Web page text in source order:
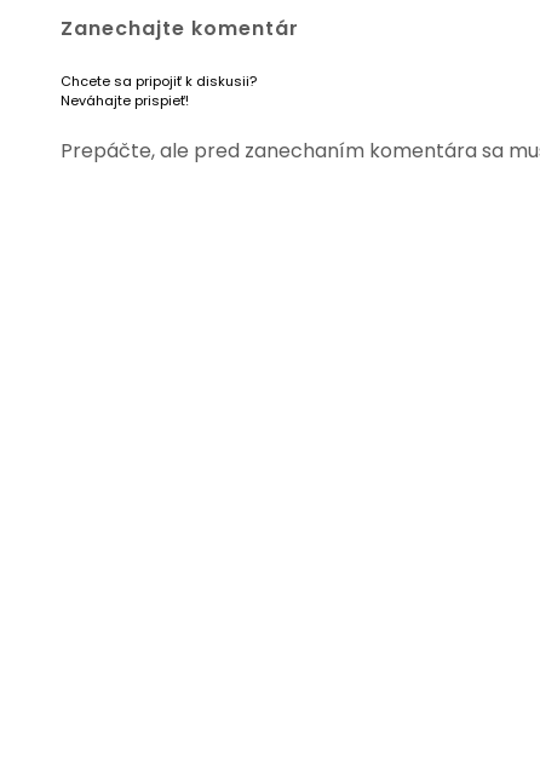
Zanechajte komentár
Chcete sa pripojiť k diskusii?
Neváhajte prispieť!
Prepáčte, ale pred zanechaním komentára sa